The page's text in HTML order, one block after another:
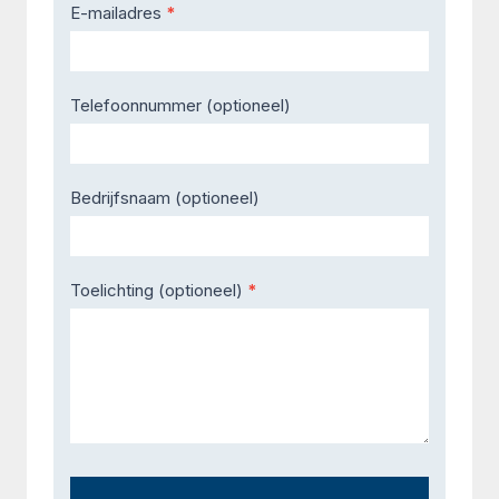
E-mailadres *
Telefoonnummer (optioneel)
Bedrijfsnaam (optioneel)
Toelichting (optioneel) *